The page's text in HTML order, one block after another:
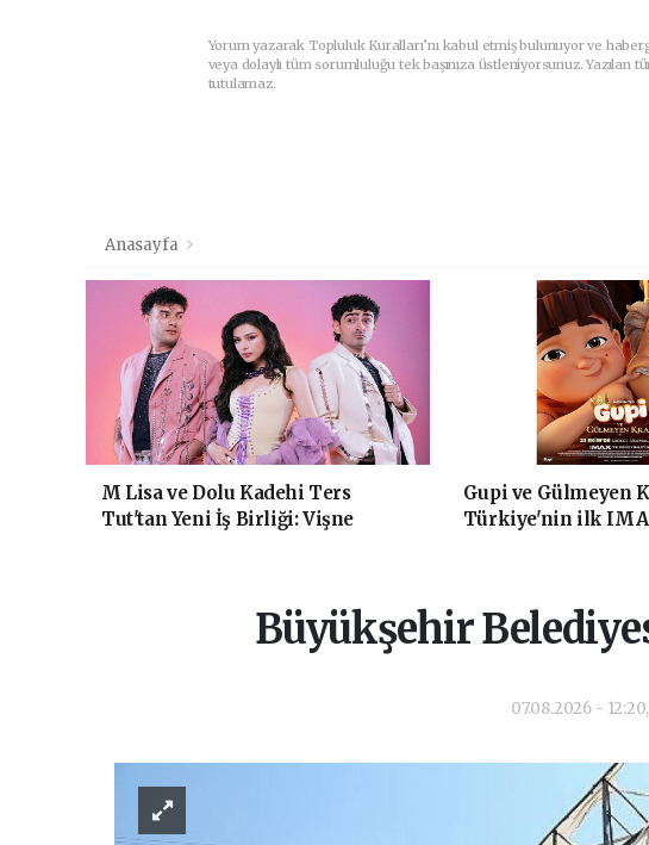
Yorum yazarak Topluluk Kuralları’nı kabul etmiş bulunuyor ve
veya dolaylı tüm sorumluluğu tek başınıza üstleniyorsunuz.
tutulamaz.
Anasayfa
M Lisa ve Dolu Kadehi Ters
Tut'tan Yeni İş Birliği: Vişne
Gupi ve Gülmeyen
Türkiye'nin ilk
Büyükşehir
07.08.2026 -